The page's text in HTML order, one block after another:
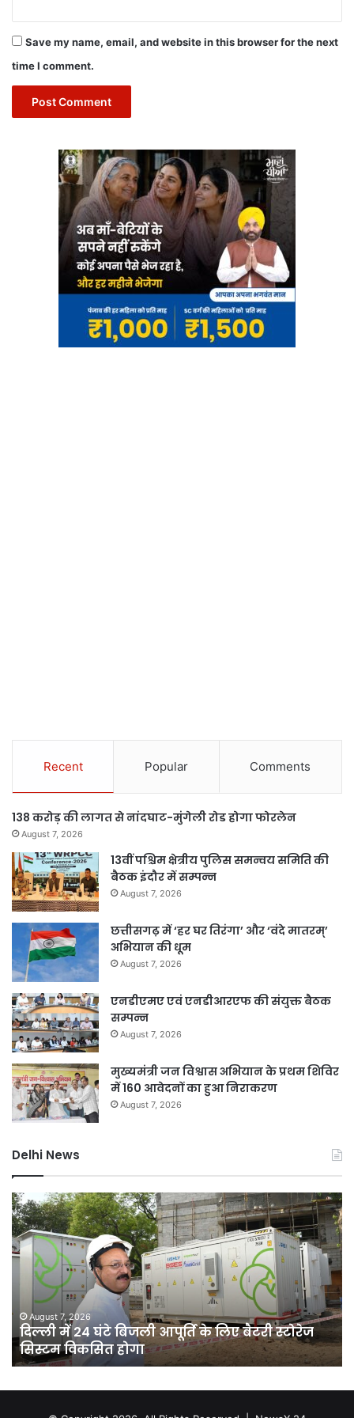
Save my name, email, and website in this browser for the next
time I comment.
Recent Popular Comments
138 करोड़ की लागत से नांदघाट-मुंगेली रोड होगा फोरलेन
August 7, 2026
13वीं पश्चिम क्षेत्रीय पुलिस समन्वय समिति की
बैठक इंदौर में सम्पन्न
August 7, 2026
छत्तीसगढ़ में ‘हर घर तिरंगा’ और ‘वंदे मातरम्’
अभियान की धूम
August 7, 2026
एनडीएमए एवं एनडीआरएफ की संयुक्त बैठक
सम्पन्न
August 7, 2026
मुख्यमंत्री जन विश्वास अभियान के प्रथम शिविर
में 160 आवेदनों का हुआ निराकरण
August 7, 2026
Delhi News
घंटे बिजली आपूर्ति के लिए बैटरी स्टोरेज
होगा
जली
नकदी
मामले
में
यशवंत
वर्मा
पर
एसआईटी
जांच
याचिका
सुप्रीम
August 7, 2026
जली नकदी
याचिका